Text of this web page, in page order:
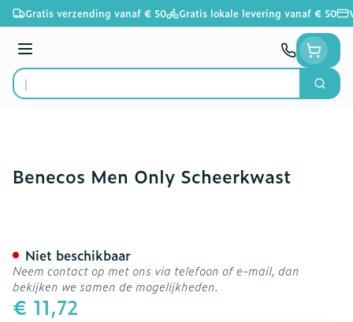
Ga naar de inhoud
Gratis verzending vanaf € 50 Gratis lokale levering vanaf € 50
Menu
Product, merk, categorie...
Zoek
Benecos Men Only Scheerkwast
€ 11,72
Niet beschikbaar
Neem contact op met ons via telefoon of e-mail, dan
bekijken we samen de mogelijkheden.